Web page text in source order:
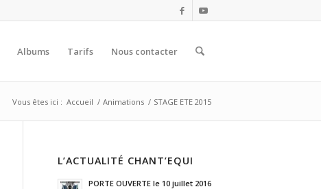
Albums Tarifs Nous contacter
Vous êtes ici : Accueil / Animations / STAGE ETE 2015
L’ACTUALITÉ CHANT’EQUI
PORTE OUVERTE le 10 juillet 2016